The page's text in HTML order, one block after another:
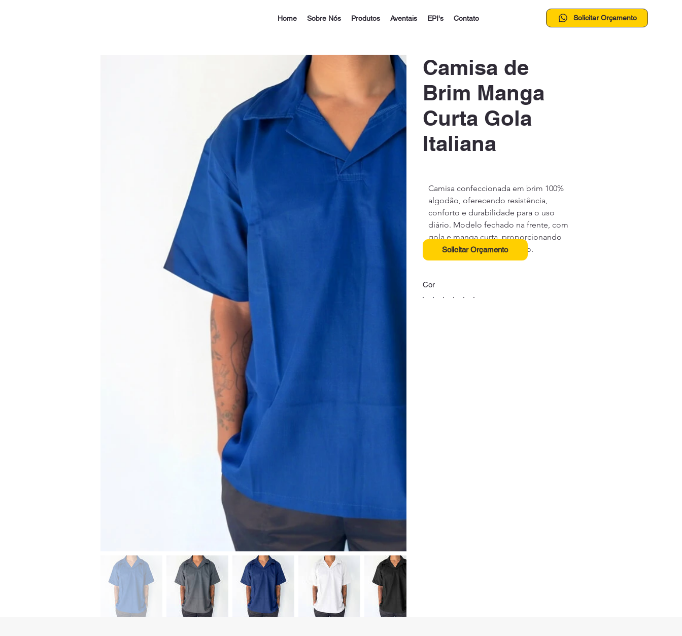
Home Sobre Nós Produtos Aventais EPI's Contato Solicitar Orçamento
Camisa de
Brim Manga
Curta Gola
Italiana
Camisa confeccionada em brim 100%
algodão, oferecendo resistência,
conforto e durabilidade para o uso
diário. Modelo fechado na frente, com
gola e manga curta, proporcionando
praticidade e bom caimento.
Cor
Solicitar Orçamento